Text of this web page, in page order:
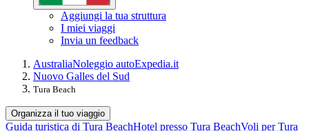
Aggiungi la tua struttura
I miei viaggi
Invia un feedback
AustraliaNoleggio autoExpedia.it
Nuovo Galles del Sud
Tura Beach
Organizza il tuo viaggio
Guida turistica di Tura BeachHotel presso Tura BeachVoli per Tura